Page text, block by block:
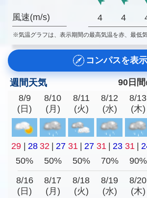
風速(m/s) 4 4
※気温グラフは、表示期間の最高気温を赤、最低
コンパスを表示
週間天気
90日
8/9
(日)
8/10
(月)
8/11
(火)
8/12
(水)
8/13
(木)
29 | 28 32 | 27 31 | 27 31 | 23 31 |
50%
50% 50% 70% 90%
8/16
(日)
8/17
(月)
8/18
(火)
8/19
(水)
8/20
(木)